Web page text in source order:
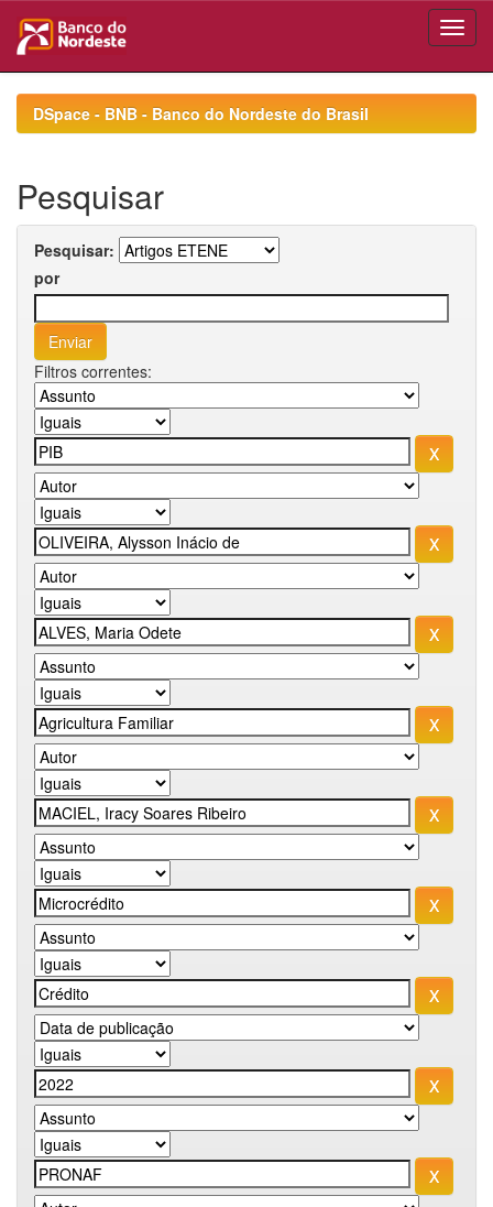
navigationDSpace - BNB - Banco do Nordeste do Brasil
Pesquisar
Pesquisar:
por
Filtros correntes: